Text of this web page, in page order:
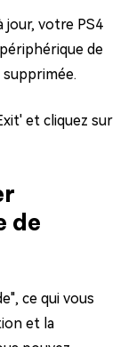
jour, votre PS4
de
et cliquez sur
de
ce qui vous
et la